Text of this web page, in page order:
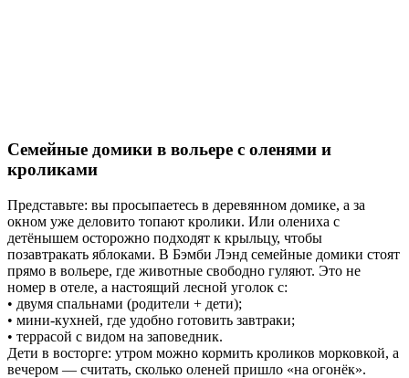
Семейные домики в вольере с оленями и
кроликами
Представьте: вы просыпаетесь в деревянном домике, а за
окном уже деловито топают кролики. Или олениха с
детёнышем осторожно подходят к крыльцу, чтобы
позавтракать яблоками. В Бэмби Лэнд семейные домики стоят
прямо в вольере, где животные свободно гуляют. Это не
номер в отеле, а настоящий лесной уголок с:
• двумя спальнами (родители + дети);
• мини-кухней, где удобно готовить завтраки;
• террасой с видом на заповедник.
Дети в восторге: утром можно кормить кроликов морковкой, а
вечером — считать, сколько оленей пришло «на огонёк».